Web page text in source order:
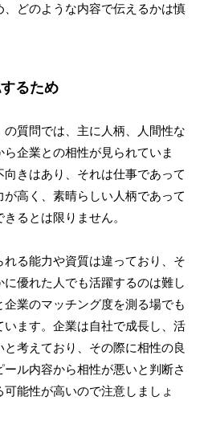
どのような内容で伝えるかは慎
るため
の質問では、主に人柄、人間性な
企業との相性が見られていま
きはあり、それは仕事であって
高く、素晴らしい人柄であって
るとは限りません。
る能力や資質は違っており、そ
優れた人でも活躍するのは難し
業のマッチング度を測る場でも
ます。企業は自社で成長し、活
考えており、その際に相性の良
ル内容から相性が悪いと判断さ
能性が高いので注意しましょ